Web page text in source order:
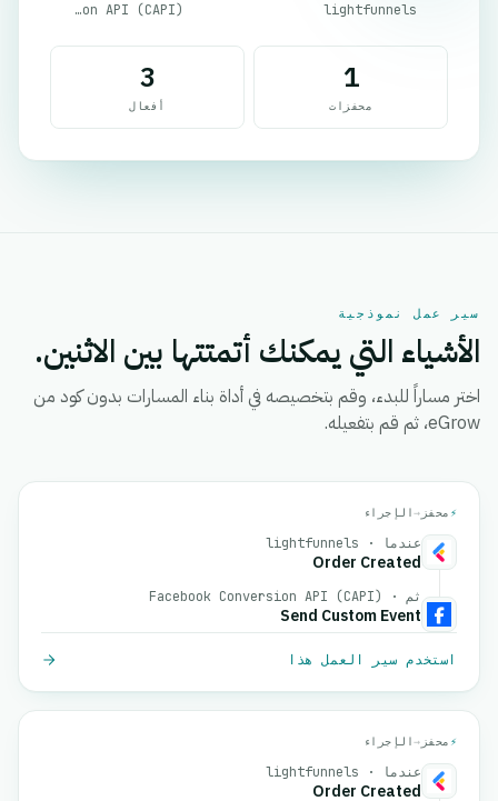
lightfunnels
Facebook Conversion API (CAPI)
1
محفزات
3
أفعال
سير عمل نموذجية
الأشياء التي يمكنك أتمتتها بين الاثنين.
اختر مساراً للبدء، وقم بتخصيصه في أداة بناء المسارات بدون كود من
eGrow، ثم قم بتفعيله.
⚡ محفز →الإجراء
عندما · lightfunnels
Order Created
ثم · Facebook Conversion API (CAPI)
Send Custom Event
استخدم سير العمل هذا
⚡ محفز →الإجراء
عندما · lightfunnels
Order Created